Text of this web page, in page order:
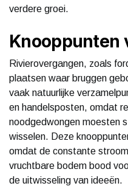
verdere groei.
Knooppunten
Rivierovergangen, zoals
plaatsen waar bruggen
vaak natuurlijke
en handelsposten, omdat
noodgedwongen moesten
wisselen. Deze
omdat de constante
vruchtbare bodem bood
de uitwisseling van ideeën.